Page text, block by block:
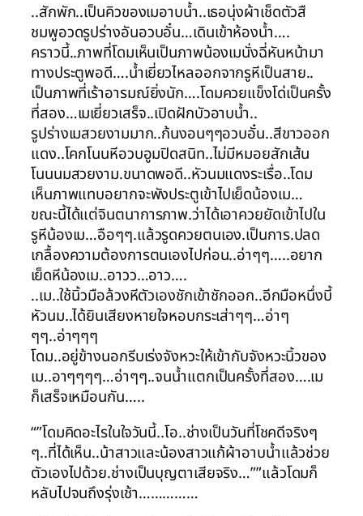
..สักพัก..เป็นคิวของเมอาบน้ำ..เธอนุ่งผ้าเช็ดตัวสื
ชมพูอวดรูปร่างอันอวบอั๋น…เดินเข้าห้องน้ำ….
คราวนี้..ภาพที่โดมเห็นเป็นภาพน้องเมนั่งฉี่หันหน้ามา
ทางประตูพอดี….น้ำเยี่ยวไหลออกจากรูหีเป็นสาย..
เป็นภาพที่เร้าอารมณ์ยิ่งนัก….โดมควยแข็งโด่เป็นครั้ง
ที่สอง…เมเยี่ยวเสร็จ..เปิดฝักบัวอาบน้ำ..
รูปร่างเมสวยงามมาก..ก้นงอนๆๆอวบอั๋น..สีขาวออก
แดง..โคกโนนหีอวบอูมปิดสนิท..ไม่มีหมอยสักเส้น
โนนนมสวยงาม.ขนาดพอดี..หัวนมแดงระเรื่อ..โดม
เห็นภาพแทบอยากจะพังประตูเข้าไปเย็ดน้องเม…
ขณะนี้ได้แต่จินตนาการภาพ.ว่าได้เอาควยยัดเข้าไปใน
รูหีน้องเม…อือๆๆ.แล้วรูดควยตนเอง.เป็นการ.ปลด
เกลื้องความต้องการตนเองไปก่อน..อ่าๆๆ…..อยาก
เย็ดหีน้องเม..อาวว…อาว….
..เม..ใช้นิ้วมือล้วงหีตัวเองชักเข้าชักออก..อีกมือหนึ่งบี้
หัวนม..ได้ยินเสียงหายใจหอบกระเส่าๆๆ…อ่าๆ
ๆๆ..อ่าๆๆๆ
โดม..อยู่ข้างนอกรีบเร่งจังหวะให้เข้ากับจังหวะนิ้วของ
เม..อาๆๆๆๆ…อ่าๆๆ..จนน้ำแตกเป็นครั้งที่สอง….เม
ก็เสร็จเหมือนกัน…..
“”โดมคิดอะไรในใจวันนี้..โอ..ช่างเป็นวันที่โชคดีจริงๆ
ๆ..ที่ได้เห็น..น้าสาวและน้องสาวแก้ผ้าอาบน้ำแล้วช่วย
ตัวเองไปด้วย.ช่างเป็นบุญตาเสียจริง…””แล้วโดมก็
หลับไปจนถึงรุ่งเช้า……………